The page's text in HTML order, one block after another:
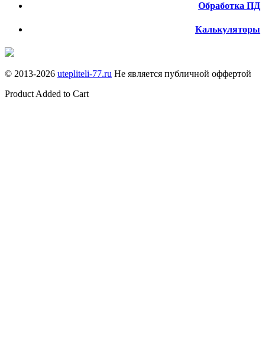
Обработка ПД
Калькуляторы
© 2013-2026 utepliteli-77.ru Не является публичной оффертой
Product Added to Cart